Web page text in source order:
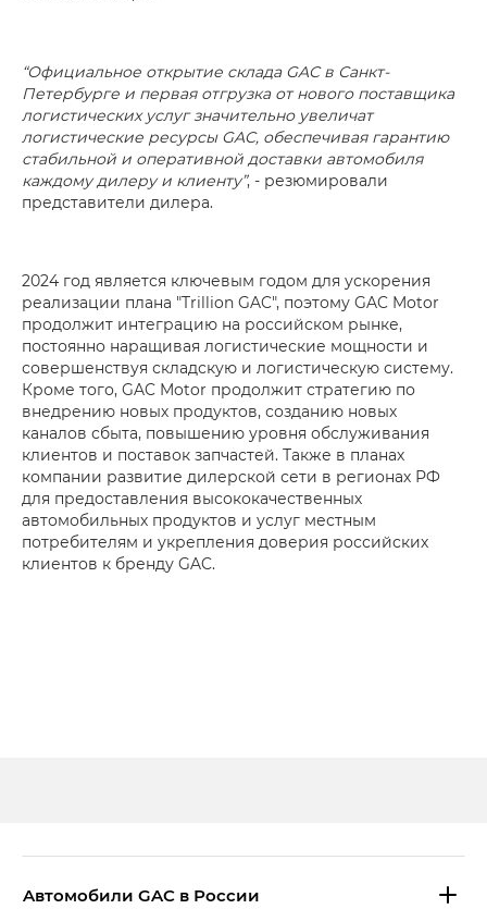
“Официальное открытие склада GAC в Санкт-
Петербурге и первая отгрузка от нового поставщика
логистических услуг значительно увеличат
логистические ресурсы GAC, обеспечивая гарантию
стабильной и оперативной доставки автомобиля
каждому дилеру и клиенту”, - резюмировали
представители дилера.
2024 год является ключевым годом для ускорения
реализации плана "Trillion GAC", поэтому GAC Motor
продолжит интеграцию на российском рынке,
постоянно наращивая логистические мощности и
совершенствуя складскую и логистическую систему.
Кроме того, GAC Motor продолжит стратегию по
внедрению новых продуктов, созданию новых
каналов сбыта, повышению уровня обслуживания
клиентов и поставок запчастей. Также в планах
компании развитие дилерской сети в регионах РФ
для предоставления высококачественных
автомобильных продуктов и услуг местным
потребителям и укрепления доверия российских
клиентов к бренду GAC.
Aвтомобили GAC в России